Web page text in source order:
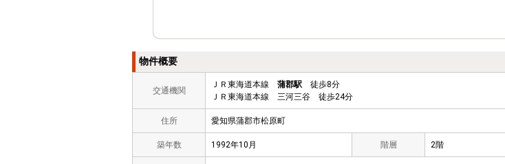
物件概要
交通機関
ＪＲ東海道本線 蒲郡駅 徒歩8分
ＪＲ東海道本線 三河三谷 徒歩24分
住所 愛知県蒲郡市松原町
築年数 1992年10月 階層 2階